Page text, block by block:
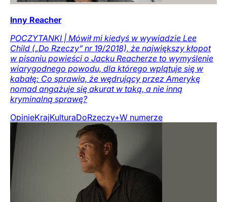
Inny Reacher
POCZYTANKI | Mówił mi kiedyś w wywiadzie Lee
Child („Do Rzeczy” nr 19/2018), że największy kłopot
w pisaniu powieści o Jacku Reacherze to wymyślenie
wiarygodnego powodu, dla którego wplątuje się w
kabałę: Co sprawia, że wędrujący przez Amerykę
nomad angażuje się akurat w taką, a nie inną
kryminalną sprawę?
OpinieKrajKulturaDoRzeczy+W numerze